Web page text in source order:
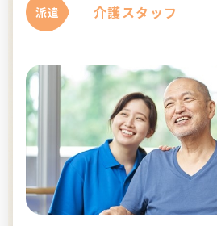
派遣 介護スタッフ